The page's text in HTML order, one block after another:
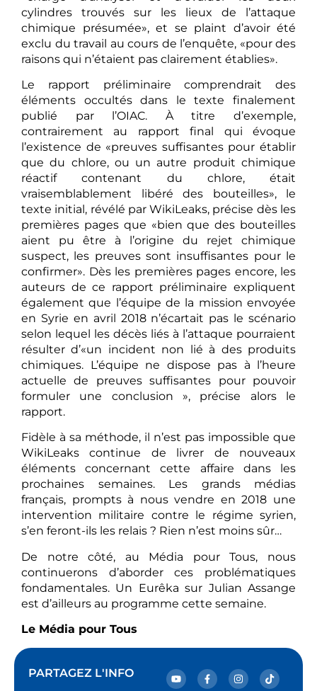
cylindres trouvés sur les lieux de l’attaque
chimique présumée», et se plaint d’avoir été
exclu du travail au cours de l’enquête, «pour des
raisons qui n’étaient pas clairement établies».
Le rapport préliminaire comprendrait des
éléments occultés dans le texte finalement
publié par l’OIAC. À titre d’exemple,
contrairement au rapport final qui évoque
l’existence de «preuves suffisantes pour établir
que du chlore, ou un autre produit chimique
réactif contenant du chlore, était
vraisemblablement libéré des bouteilles», le
texte initial, révélé par WikiLeaks, précise dès les
premières pages que «bien que des bouteilles
aient pu être à l’origine du rejet chimique
suspect, les preuves sont insuffisantes pour le
confirmer». Dès les premières pages encore, les
auteurs de ce rapport préliminaire expliquent
également que l’équipe de la mission envoyée
en Syrie en avril 2018 n’écartait pas le scénario
selon lequel les décès liés à l’attaque pourraient
résulter d’«un incident non lié à des produits
chimiques. L’équipe ne dispose pas à l’heure
actuelle de preuves suffisantes pour pouvoir
formuler une conclusion », précise alors le
rapport.
Fidèle à sa méthode, il n’est pas impossible que
WikiLeaks continue de livrer de nouveaux
éléments concernant cette affaire dans les
prochaines semaines. Les grands médias
français, prompts à nous vendre en 2018 une
intervention militaire contre le régime syrien,
s’en feront-ils les relais ? Rien n’est moins sûr…
De notre côté, au Média pour Tous, nous
continuerons d’aborder ces problématiques
fondamentales. Un Eurêka sur Julian Assange
est d’ailleurs au programme cette semaine.
Le Média pour Tous
PARTAGEZ L'INFO